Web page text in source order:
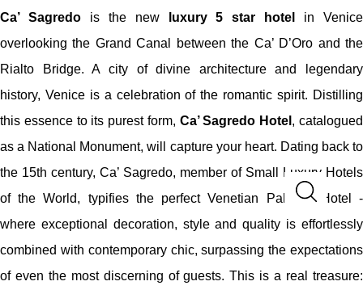
Ca’ Sagredois the new luxury 5 star hotel
in Venice
overlooking the Grand Canal between the Ca’ D’Oro and the
Rialto Bridge. A city of divine architecture and legendary
history, Venice is a celebration of the romantic spirit. Distilling
this essence to its purest form, Ca’ Sagredo Hotel , catalogued
as a National Monument, will capture your heart. Dating back to
the 15th century, Ca’ Sagredo, member of Small Luxury Hotels
of the World, typifies the perfect Venetian Palazzo Hotel -
where exceptional decoration, style and quality is effortlessly
combined with contemporary chic, surpassing the expectations
of even the most discerning of guests. This is a real treasure: